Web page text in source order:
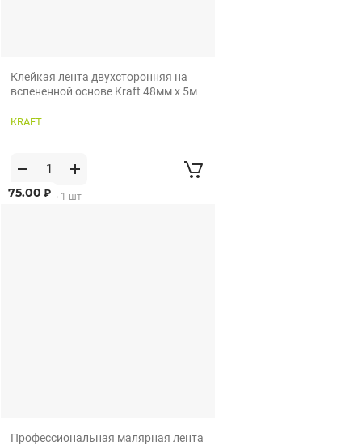
Клейкая лента двухсторонняя на
вспененной основе Kraft 48мм х 5м
KRAFT
75.00 ₽
от 1 шт по 1 шт
Профессиональная малярная лента